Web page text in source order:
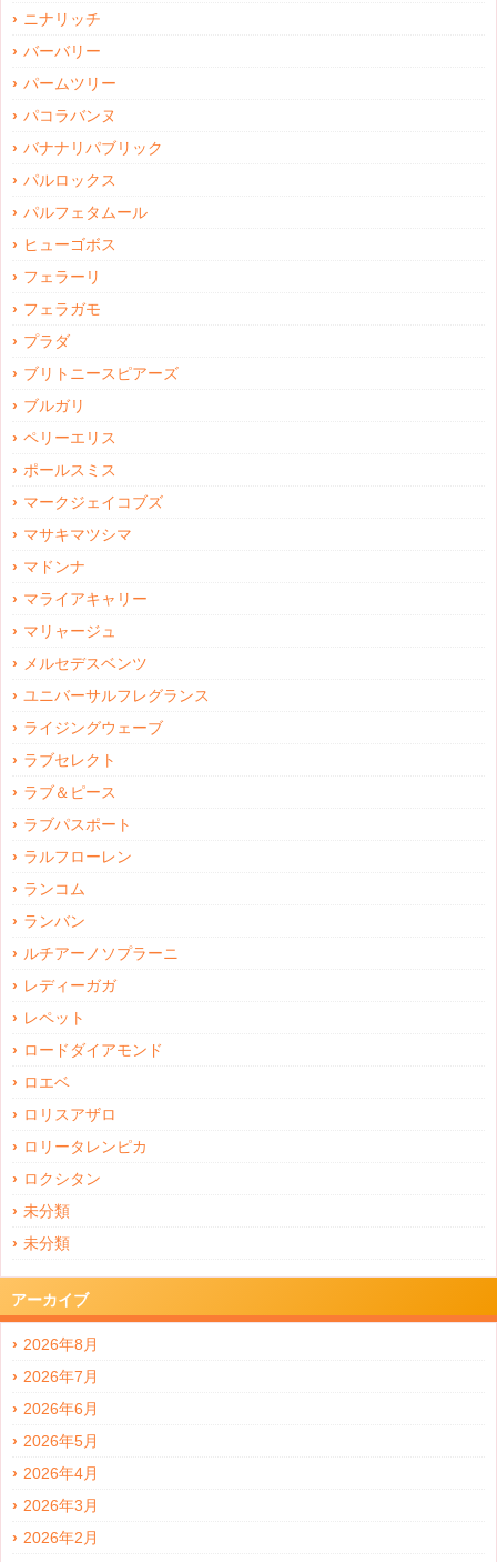
ニナリッチ
バーバリー
パームツリー
パコラバンヌ
バナナリパブリック
パルロックス
パルフェタムール
ヒューゴボス
フェラーリ
フェラガモ
プラダ
ブリトニースピアーズ
ブルガリ
ペリーエリス
ポールスミス
マークジェイコブズ
マサキマツシマ
マドンナ
マライアキャリー
マリャージュ
メルセデスベンツ
ユニバーサルフレグランス
ライジングウェーブ
ラブセレクト
ラブ＆ピース
ラブパスポート
ラルフローレン
ランコム
ランバン
ルチアーノソプラーニ
レディーガガ
レペット
ロードダイアモンド
ロエベ
ロリスアザロ
ロリータレンピカ
ロクシタン
未分類
未分類
アーカイブ
2026年8月
2026年7月
2026年6月
2026年5月
2026年4月
2026年3月
2026年2月